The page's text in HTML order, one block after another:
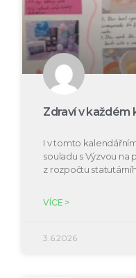
Zdraví v každém
I v tomto
souladu s Výzvou na
z rozpočtu
VÍCE >
3.6.2026